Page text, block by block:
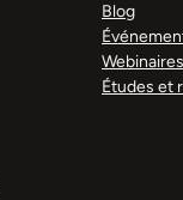
Blog
Webinaires
Études et